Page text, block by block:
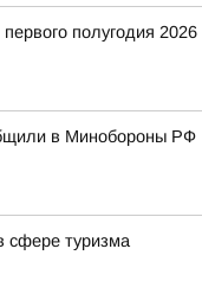
полугодия
в Минобороны РФ
сфере туризма